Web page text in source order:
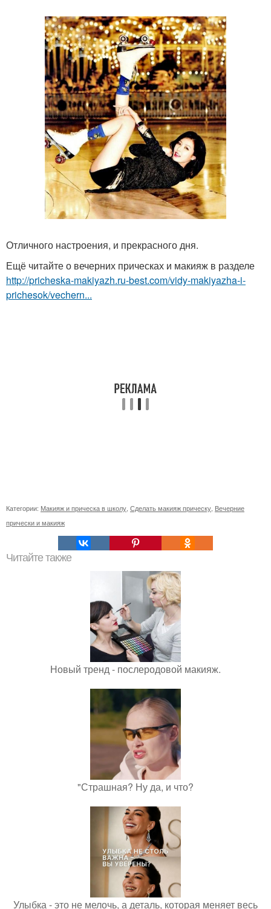
Отличного настроения, и прекрасного дня.
Ещё читайте о вечерних прическах и макияж в разделе
http://pricheska-makiyazh.ru-best.com/vidy-makiyazha-i-
prichesok/vechern...
Категории: Макияж и прическа в школу Сделать макияж прическу Вечерние
прически и макияж
Читайте также
Новый тренд - послеродовой макияж.
"Страшная? Ну да, и что?
Улыбка - это не мелочь, а деталь, которая меняет весь